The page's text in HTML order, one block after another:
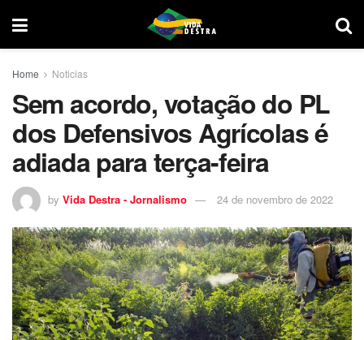
Home Noticias
Sem acordo, votação do PL
dos Defensivos Agrícolas é
adiada para terça-feira
by Vida Destra - Jornalismo 24 de novembro de 2022